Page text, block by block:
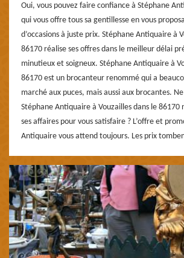
Oui, vous pouvez faire confiance à Stéphane
qui vous offre tous sa gentillesse en vous
d’occasions à juste prix. Stéphane Antiquaire à
86170 réalise ses offres dans le meilleur délai
minutieux et soigneux. Stéphane Antiquaire à
86170 est un brocanteur renommé qui a
marché aux puces, mais aussi aux brocantes.
Stéphane Antiquaire à Vouzailles dans le 86170
ses affaires pour vous satisfaire ? L’offre et
Antiquaire vous attend toujours. Les prix